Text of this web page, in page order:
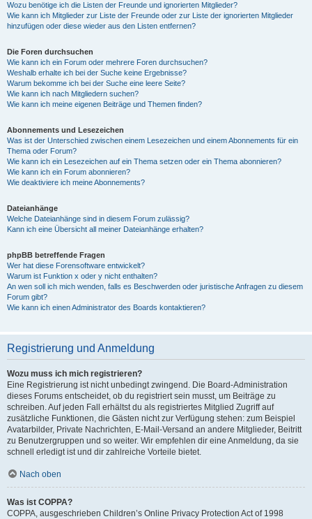
Wozu benötige ich die Listen der Freunde und ignorierten Mitglieder?
Wie kann ich Mitglieder zur Liste der Freunde oder zur Liste der ignorierten Mitglieder
hinzufügen oder diese wieder aus den Listen entfernen?
Die Foren durchsuchen
Wie kann ich ein Forum oder mehrere Foren durchsuchen?
Weshalb erhalte ich bei der Suche keine Ergebnisse?
Warum bekomme ich bei der Suche eine leere Seite?
Wie kann ich nach Mitgliedern suchen?
Wie kann ich meine eigenen Beiträge und Themen finden?
Abonnements und Lesezeichen
Was ist der Unterschied zwischen einem Lesezeichen und einem Abonnements für ein
Thema oder Forum?
Wie kann ich ein Lesezeichen auf ein Thema setzen oder ein Thema abonnieren?
Wie kann ich ein Forum abonnieren?
Wie deaktiviere ich meine Abonnements?
Dateianhänge
Welche Dateianhänge sind in diesem Forum zulässig?
Kann ich eine Übersicht all meiner Dateianhänge erhalten?
phpBB betreffende Fragen
Wer hat diese Forensoftware entwickelt?
Warum ist Funktion x oder y nicht enthalten?
An wen soll ich mich wenden, falls es Beschwerden oder juristische Anfragen zu diesem
Forum gibt?
Wie kann ich einen Administrator des Boards kontaktieren?
Registrierung und Anmeldung
Wozu muss ich mich registrieren?
Eine Registrierung ist nicht unbedingt zwingend. Die Board-Administration
dieses Forums entscheidet, ob du registriert sein musst, um Beiträge zu
schreiben. Auf jeden Fall erhältst du als registriertes Mitglied Zugriff auf
zusätzliche Funktionen, die Gästen nicht zur Verfügung stehen: zum Beispiel
Avatarbilder, Private Nachrichten, E-Mail-Versand an andere Mitglieder, Beitritt
zu Benutzergruppen und so weiter. Wir empfehlen dir eine Anmeldung, da sie
schnell erledigt ist und dir zahlreiche Vorteile bietet.
Nach oben
Was ist COPPA?
COPPA, ausgeschrieben Children’s Online Privacy Protection Act of 1998